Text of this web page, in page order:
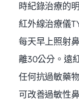
時紀錄治療的
紅外線治療儀
每天早上照射
離30公分。遠
任何抗過敏藥
可改善過敏性